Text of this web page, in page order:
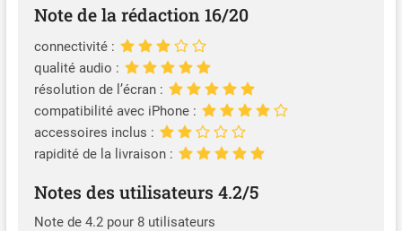
Note de la rédaction 16/20
connectivité :
qualité audio :
résolution de l’écran :
compatibilité avec iPhone :
accessoires inclus :
rapidité de la livraison :
Notes des utilisateurs 4.2/5
Note de 4.2 pour 8 utilisateurs